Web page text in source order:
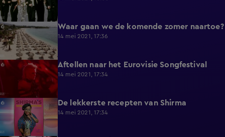
7:46 Waar gaan we de komende zomer naartoe?
14 mei 2021, 17:36
13:06 Aftellen naar het Eurovisie Songfestival
14 mei 2021, 17:34
2:06 De lekkerste recepten van Shirma
14 mei 2021, 17:34